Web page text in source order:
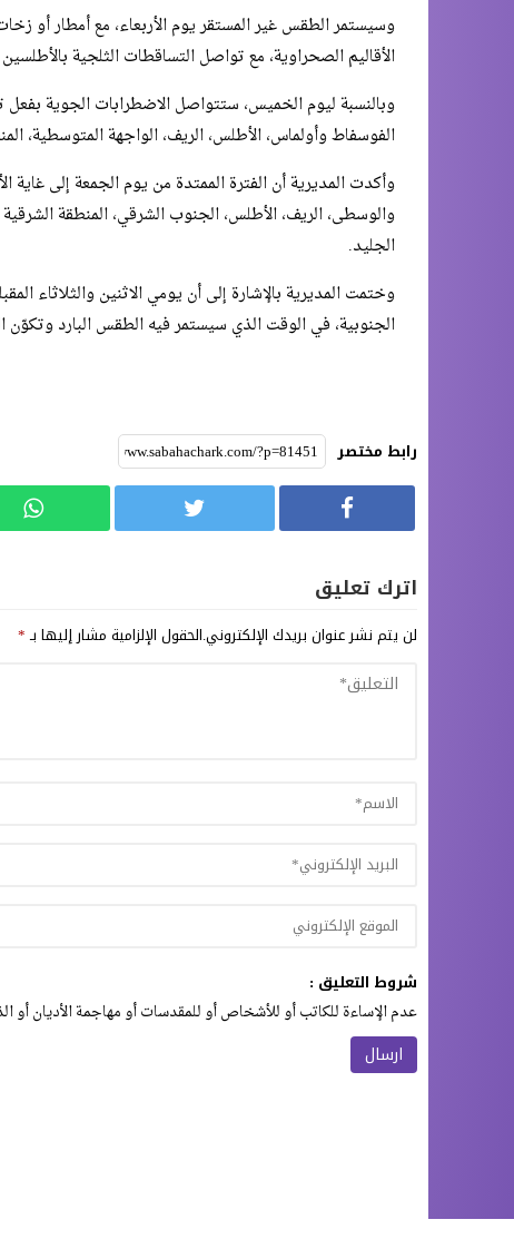
وسيستمر الطقس غير المستقر يوم الأربعاء، مع أمطار أو
الأقاليم الصحراوية، مع تواصل التساقطات الثلجية
وبالنسبة ليوم الخميس، ستتواصل الاضطرابات الجوية
الفوسفاط وأولماس، الأطلس، الريف، الواجهة المتوسطية،
وأكدت المديرية أن الفترة الممتدة من يوم الجمعة إلى غاية
والوسطى، الريف، الأطلس، الجنوب الشرقي، المنطقة
الجليد.
وختمت المديرية بالإشارة إلى أن يومي الاثنين والثلاثاء
الجنوبية، في الوقت الذي سيستمر فيه الطقس البارد وتكوّن
رابط مختصر
اترك تعليق
لن يتم نشر عنوان بريدك الإلكتروني.الحقول الإلزامية مشار إليها بـ*
شروط التعليق :
عدم الإساءة للكاتب أو للأشخاص أو للمقدسات أو مهاجمة الأديان أو